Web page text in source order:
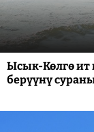
Ысык-Көлгө ит
берүүнү